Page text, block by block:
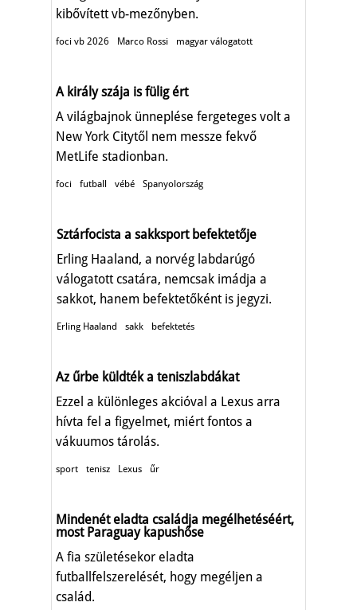
kibővített vb-mezőnyben.
foci vb 2026 Marco Rossi magyar válogatott
A király szája is fülig ért
A világbajnok ünneplése fergeteges volt a
New York Citytől nem messze fekvő
MetLife stadionban.
foci futball vébé Spanyolország
Sztárfocista a sakksport befektetője
Erling Haaland, a norvég labdarúgó
válogatott csatára, nemcsak imádja a
sakkot, hanem befektetőként is jegyzi.
Erling Haaland sakk befektetés
Az űrbe küldték a teniszlabdákat
Ezzel a különleges akcióval a Lexus arra
hívta fel a figyelmet, miért fontos a
vákuumos tárolás.
sport tenisz Lexus űr
Mindenét eladta családja megélhetéséért,
most Paraguay kapushőse
A fia születésekor eladta
futballfelszerelését, hogy megéljen a
család.